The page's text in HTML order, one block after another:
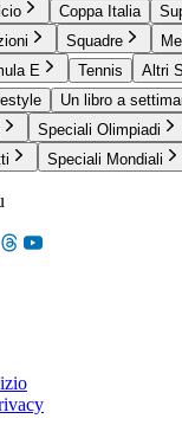
Coppa Italia
Squadre
E Tennis Altri
Un libro a
Speciali Olimpiadi
Speciali Mondiali